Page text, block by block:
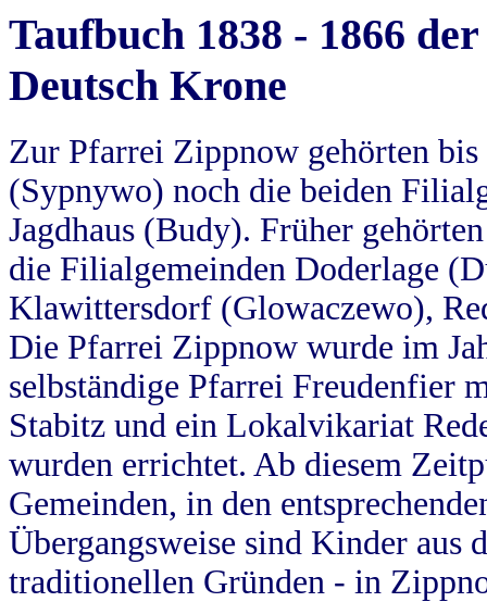
Taufbuch 1838 - 1866
Deutsch Krone
Zur Pfarrei Zippnow gehörten
(Sypnywo) noch die beiden
Jagdhaus (Budy). Früher
die Filialgemeinden Doderlage
Klawittersdorf (Glowaczewo),
Die Pfarrei Zippnow wurde im
selbständige Pfarrei Freudenfier
Stabitz und ein Lokalvikariat
wurden errichtet. Ab diesem
Gemeinden, in den
Übergangsweise sind Kinder aus
traditionellen Gründen - in